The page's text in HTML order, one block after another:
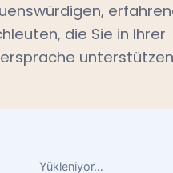
die Sie in Ihrer